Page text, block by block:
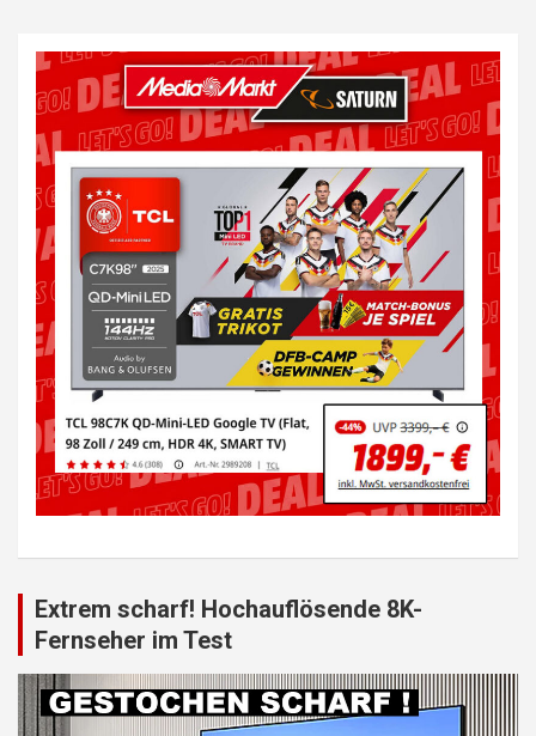
Extrem scharf! Hochauflösende 8K-
Fernseher im Test